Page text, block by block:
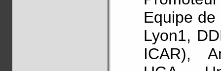
Equipe de
Lyon1,
ICAR),